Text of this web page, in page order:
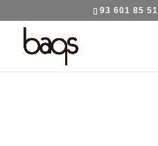
93 601 85 51